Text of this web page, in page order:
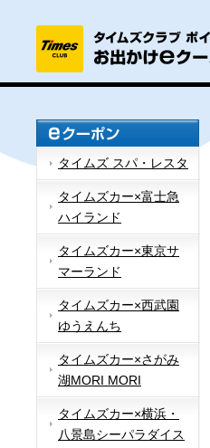
タイムズ スパ・レスタ
タイムズカー×富士急
ハイランド
タイムズカー×東京サ
マーランド
タイムズカー×西武園
ゆうえんち
タイムズカー×さがみ
湖MORI MORI
タイムズカー×横浜・
八景島シーパラダイス